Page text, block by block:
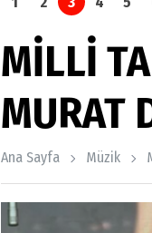
MİLLİ
MURAT
Ana Sayfa Müzik